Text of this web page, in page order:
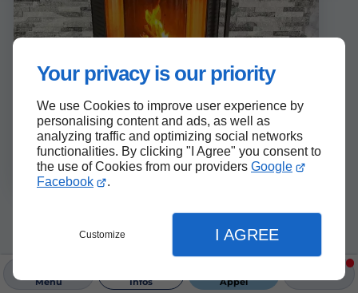
Your privacy is our priority
We use Cookies to improve user experience by
personalising content and ads, as well as
analyzing traffic and optimizing social networks
functionalities. By clicking "I Agree" you consent to
the use of Cookies from our providers Google
Facebook
.
Customize I AGREE
Menu Infos Appel
Nos certifications